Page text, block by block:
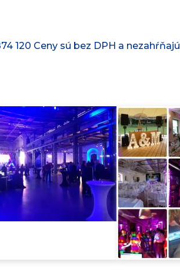
1­20 Ceny sú bez DPH a nezahŕňajú